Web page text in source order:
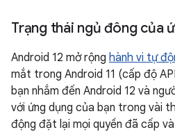
Trạng thái ngủ đông của
Android 12 mở rộng hành vi tự
mắt trong Android 11 (cấp độ
bạn nhắm đến Android 12 và
với ứng dụng của bạn trong vài
động đặt lại mọi quyền đã cấp